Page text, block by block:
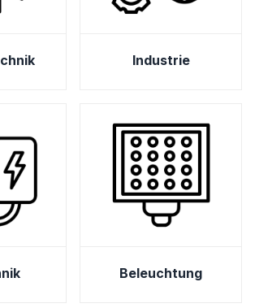
Industrie
Industrie
Beleuchtung
Beleuchtung